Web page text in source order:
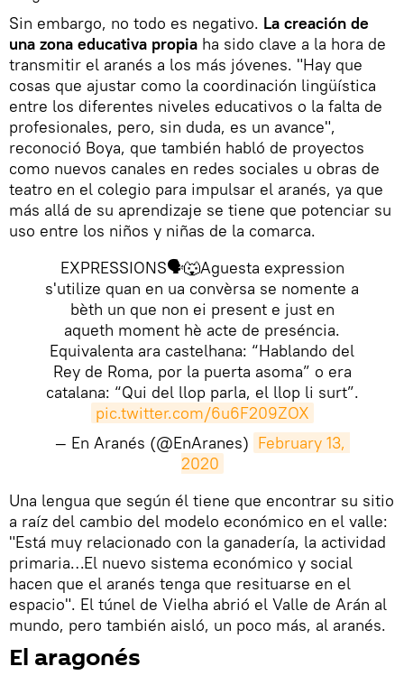
Sin embargo, no todo es negativo. La creación de
una zona educativa propia ha sido clave a la hora de
transmitir el aranés a los más jóvenes. "Hay que
cosas que ajustar como la coordinación lingüística
entre los diferentes niveles educativos o la falta de
profesionales, pero, sin duda, es un avance",
reconoció Boya, que también habló de proyectos
como nuevos canales en redes sociales u obras de
teatro en el colegio para impulsar el aranés, ya que
más allá de su aprendizaje se tiene que potenciar su
uso entre los niños y niñas de la comarca.
EXPRESSIONS🗣🐺Aguesta expression
s'utilize quan en ua convèrsa se nomente a
bèth un que non ei present e just en
aqueth moment hè acte de preséncia.
Equivalenta ara castelhana: “Hablando del
Rey de Roma, por la puerta asoma” o era
catalana: “Qui del llop parla, el llop li surt”.
pic.twitter.com/6u6F209ZOX
— En Aranés (@EnAranes) February 13,
2020
​Una lengua que según él tiene que encontrar su sitio
a raíz del cambio del modelo económico en el valle:
"Está muy relacionado con la ganadería, la actividad
primaria…El nuevo sistema económico y social
hacen que el aranés tenga que resituarse en el
espacio". El túnel de Vielha abrió el Valle de Arán al
mundo, pero también aisló, un poco más, al aranés.
El aragonés